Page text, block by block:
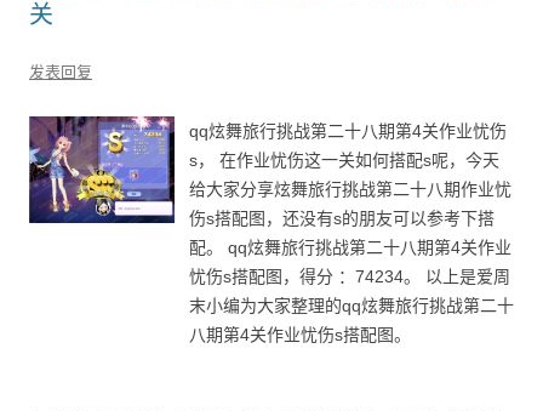
关
发表回复
qq炫舞旅行挑战第二十八期第4关作业忧伤
s， 在作业忧伤这一关如何搭配s呢，今天
给大家分享炫舞旅行挑战第二十八期作业忧
伤s搭配图，还没有s的朋友可以参考下搭
配。 qq炫舞旅行挑战第二十八期第4关作业
忧伤s搭配图，得分 ：74234。 以上是爱周
末小编为大家整理的qq炫舞旅行挑战第二十
八期第4关作业忧伤s搭配图。